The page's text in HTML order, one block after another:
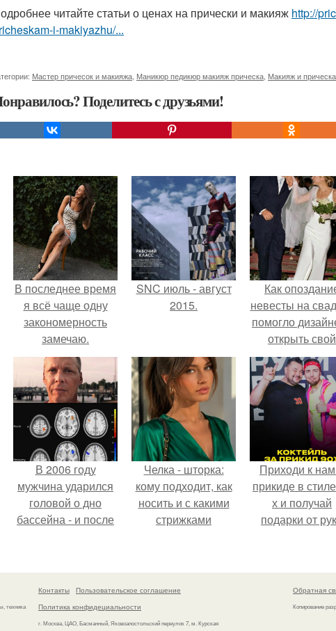
читайте статьи о ценах на прически и макияж http://
i-makiyazhu/...
Мастер причесок и макияжа Маникюр педикюр макияж прическа Макияж и
Поделитесь с друзьями!
В последнее время
я всё чаще одну
закономерность
замечаю.
SNC июль - август
2015.
Как
невесты на
помогло
открыть свой
бренд.
В 2006 году
мужчина ударился
головой о дно
бассейна - и после
странным образом.
Челка - шторка:
кому подходит, как
носить и с какими
стрижками
Приходи к
прикиде в
х и получай
подарки от
техника
Контакты
Пользовательское соглашение
Политика конфидециальности
г. Москва, ЦАО, Басманный, Яковоапостольский переулок 7, м. Курская
Обратная
Копирование